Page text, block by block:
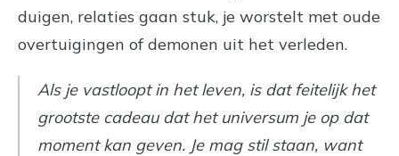
duigen, relaties gaan stuk, je worstelt met oude
overtuigingen of demonen uit het verleden.
Als je vastloopt in het leven, is dat feitelijk het
grootste cadeau dat het universum je op dat
moment kan geven. Je mag stil staan, want